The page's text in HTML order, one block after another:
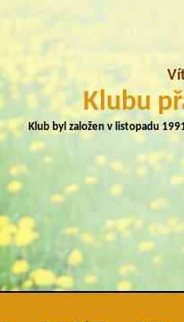
Klubu
Klub byl založen v listopadu